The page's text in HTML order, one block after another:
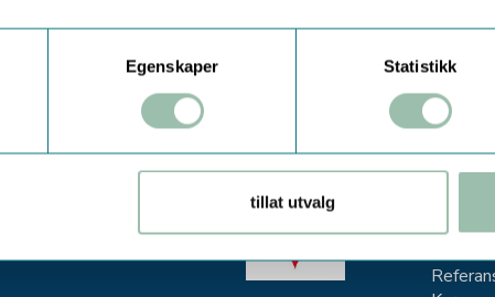
Egenskaper Statistikk
tillat utvalg
OM
Kontakt